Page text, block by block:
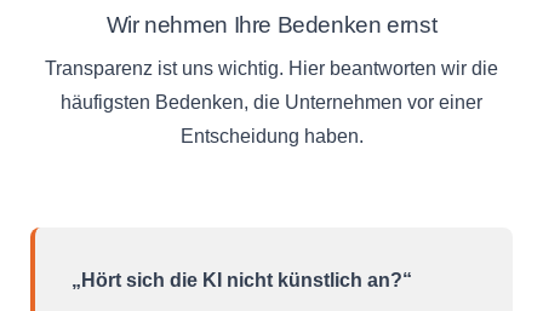
Wir nehmen Ihre Bedenken ernst
Transparenz ist uns wichtig. Hier beantworten wir die
häufigsten Bedenken, die Unternehmen vor einer
Entscheidung haben.
„Hört sich die KI nicht künstlich an?“